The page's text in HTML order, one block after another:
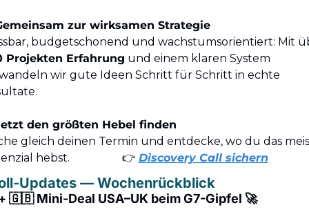
zur wirksamen Strategie
Projekten Erfahrung und einem klaren System
wir gute Ideen Schritt für Schritt in echte
den größten Hebel finden
gleich deinen Termin und entdecke, wo du das
hebst.                   👉 Discovery Call sichern
Updates — Wochenrückblick
🇬🇧 Mini-Deal USA–UK beim G7-Gipfel 🚀